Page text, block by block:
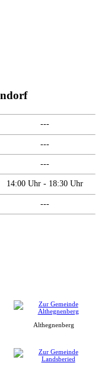
---
---
---
14:00 Uhr - 18:30 Uhr
---
Althegnenberg